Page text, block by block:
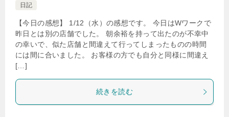
日記
【今日の感想】 1/12（水）の感想です。 今日はWワークで
昨日とは別の店舗でした。 朝余裕を持って出たのが不幸中
の幸いで、似た店舗と間違えて行ってしまったものの時間
には間に合いました。 お客様の方でも自分と同様に間違え
[…]
続きを読む